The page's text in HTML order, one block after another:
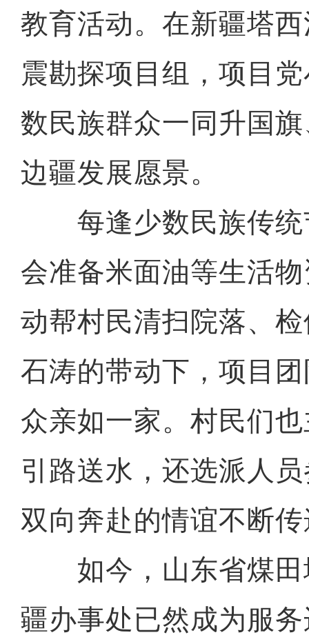
教育活动。在新疆塔
震勘探项目组，项目
数民族群众一同升国
边疆发展愿景。
每逢少数民族传统
会准备米面油等生活
动帮村民清扫院落、
石涛的带动下，项目
众亲如一家。村民们
引路送水，还选派人
双向奔赴的情谊不断
如今，山东省煤田
疆办事处已然成为服